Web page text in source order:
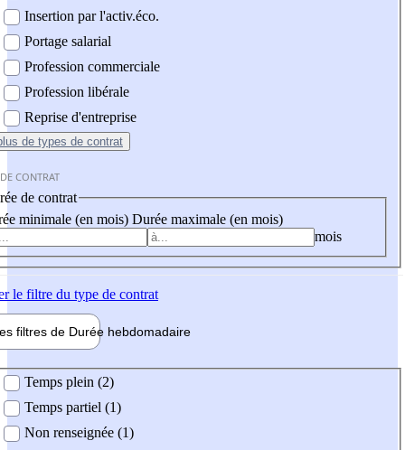
Insertion par l'activ.éco.
Portage salarial
Profession commerciale
Profession libérale
Reprise d'entreprise
de types de contrat
CONTRAT
de contrat
minimale (en mois) Durée maximale (en mois)
mois
le filtre du type de contrat
filtres de Durée hebdomadaire
Temps plein (2)
Temps partiel (1)
Non renseignée (1)